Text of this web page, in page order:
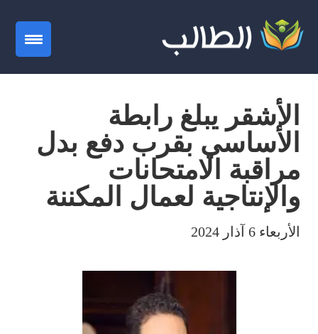
الأشقر يبلغ رابطة
الأساسي بقرب دفع بدل
مراقبة الامتحانات
والإنتاجية لعمال المكننة
الأربعاء 6 آذار 2024